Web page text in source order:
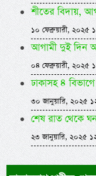
শীতের বিদায়,
১০ ফেব্রুয়ারী,
আগামী দুই দিন
০৪ ফেব্রুয়ারী, ২০২৫
ঢাকাসহ ৪
৩০ জানুয়ারি, ২০২৫
শেষ রাত থেকে
২৩ জানুয়ারি, ২০২৫